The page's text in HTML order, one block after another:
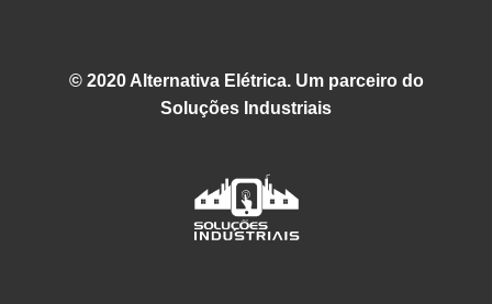
© 2020 Alternativa Elétrica. Um parceiro do
Soluções Industriais